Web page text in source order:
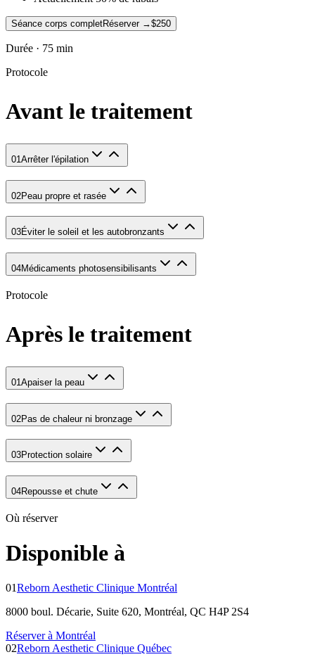
Séance corps completRéserver →$250
Durée · 75 min
Protocole
Avant le traitement
01Arrêter l'épilation
02Peau propre et rasée
03Éviter le soleil et les autobronzants
04Médicaments photosensibilisants
Protocole
Après le traitement
01 Apaiser la peau
02Pas de chaleur ni bronzage
03Protection solaire
04Repousse et chute
Où réserver
Disponible à
01Reborn Aesthetic Clinique Montréal
8000 boul. Décarie, Suite 620, Montréal, QC H4P 2S4
Réserver à Montréal
02Reborn Aesthetic Clinique Québec